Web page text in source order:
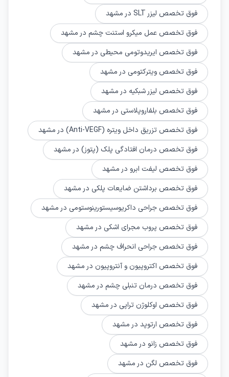
فوق تخصص لیزر SLT در مشهد
فوق تخصص عمل میکرو استنت چشم در مشهد
فوق تخصص ایریدوتومی محیطی در مشهد
فوق تخصص ویترکتومی در مشهد
فوق تخصص لیزر شبکیه در مشهد
فوق تخصص بلفاروپلاستی در مشهد
فوق تخصص تزریق داخل ویتره (Anti-VEGF) در مشهد
فوق تخصص درمان افتادگی پلک (پتوز) در مشهد
فوق تخصص لیفت ابرو در مشهد
فوق تخصص برداشتن ضایعات پلکی در مشهد
فوق تخصص جراحی داکریوسیستورینوستومی در مشهد
فوق تخصص پروب مجرای اشکی در مشهد
فوق تخصص جراحی انحراف چشم در مشهد
فوق تخصص اکتروپیون و آنتروپیون در مشهد
فوق تخصص درمان تنبلی چشم در مشهد
فوق تخصص اوکلوژن تراپی در مشهد
فوق تخصص ارتوپد در مشهد
فوق تخصص زانو در مشهد
فوق تخصص لگن در مشهد